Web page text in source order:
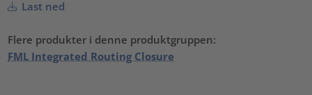
Last ned
Flere produkter i denne produktgruppen:
FML Integrated Routing Closure